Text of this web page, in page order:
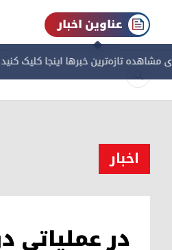
عناوین اخبار
مشاهده‌ تازه‌ترین خبرها اینجا کلیک کنید
اخبار